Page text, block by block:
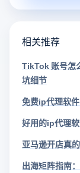
相关推荐
TikTok 账号怎
坑细节
免费ip代理软
好用的ip代理
亚马逊开店真
出海矩阵指南